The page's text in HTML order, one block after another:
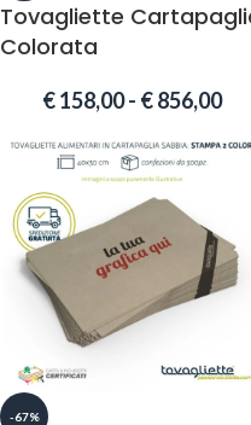
Tovagliette
Colorata
€158,00- €856,00
-67%